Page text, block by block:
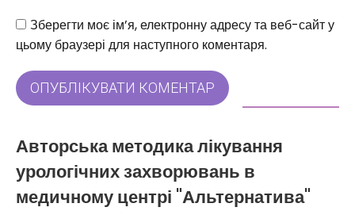
Веб-сайт
Зберегти моє ім’я, електронну адресу та веб-сайт у
цьому браузері для наступного коментаря.
ОПУБЛІКУВАТИ КОМЕНТАР
Авторська методика лікування
урологічних захворювань в
медичному центрі "Альтернатива"